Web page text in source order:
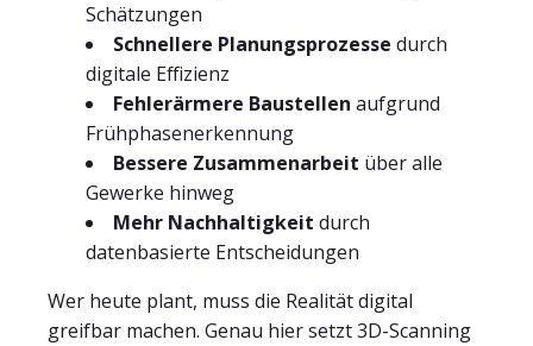
Schätzungen
Schnellere Planungsprozesse durch
digitale Effizienz
Fehlerärmere Baustellen aufgrund
Frühphasenerkennung
Bessere Zusammenarbeit über alle
Gewerke hinweg
Mehr Nachhaltigkeit durch
datenbasierte Entscheidungen
Wer heute plant, muss die Realität digital
greifbar machen. Genau hier setzt 3D-Scanning